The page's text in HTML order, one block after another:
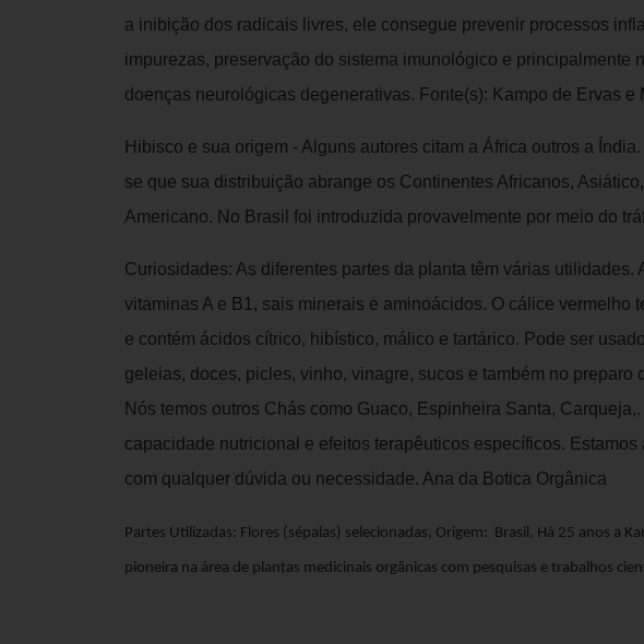
a inibição dos radicais livres, ele consegue prevenir processos
impurezas, preservação do sistema imunológico e principalmente
doenças neurológicas degenerativas. Fonte(s): Kampo de Ervas e
Hibisco e sua origem - Alguns autores citam a África outros a
se que sua distribuição abrange os Continentes Africanos,
Americano. No Brasil foi introduzida provavelmente por meio do
Curiosidades: As diferentes partes da planta têm várias utilidades.
vitaminas A e B1, sais minerais e aminoácidos. O cálice vermelho
e contém ácidos cítrico, hibístico, málico e tartárico. Pode ser
geleias, doces, picles, vinho, vinagre, sucos e também no preparo
Nós temos outros Chás como Guaco, Espinheira Santa,
capacidade nutricional e efeitos terapêuticos específicos. Estamos
com qualquer dúvida ou necessidade. Ana da Botica Orgânica
Partes Utilizadas: Flores (sépalas) selecionadas, Origem: Brasil, Há 25 anos a
pioneira na área de plantas medicinais orgânicas com pesquisas e trabalhos